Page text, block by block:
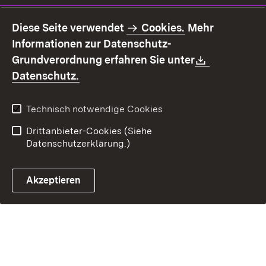
Benutzungshinweise
Erklärung zur
Barrierefreiheit
Kontakt
Fehlerhaften Link melden
Diese Seite verwendet Cookies. Mehr
Informationen zur Datenschutz-
Grundverordnung erfahren Sie unter
Datenschutz.
Technisch notwendige Cookies
Drittanbieter-Cookies (Siehe
Datenschutzerklärung.)
Akzeptieren